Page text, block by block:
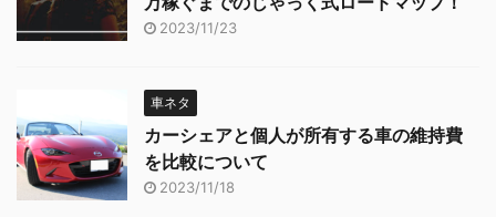
2023/11/23
車ネタ
カーシェアと個人が所有する車の維持費
を比較について
2023/11/18